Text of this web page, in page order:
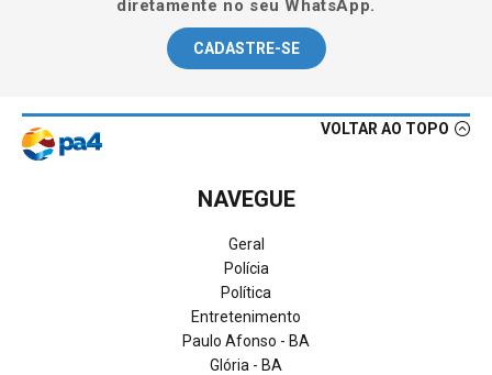
diretamente no seu WhatsApp.
CADASTRE-SE
VOLTAR AO TOPO
NAVEGUE
Geral
Polícia
Política
Entretenimento
Paulo Afonso - BA
Glória - BA